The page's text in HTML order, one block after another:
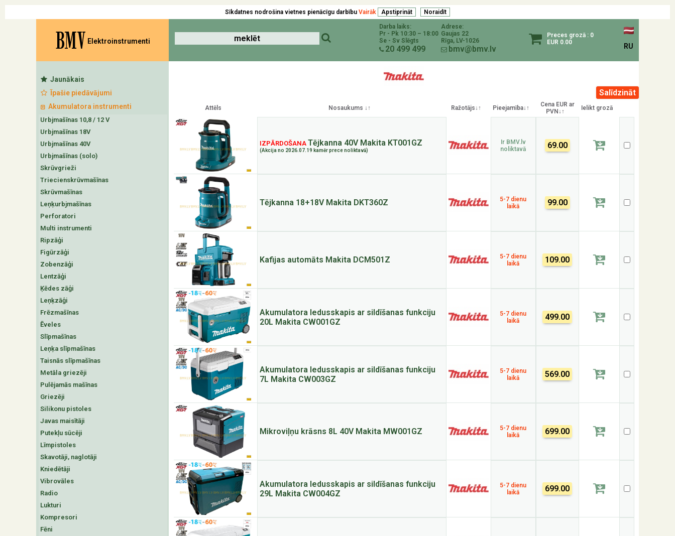
Sīkdatnes nodrošina vietnes pienācīgu darbību Vairāk
BMV Elektroinstrumenti
Darba laiks:
Pr - Pk 10:30 – 18:00
Se - Sv Slēgts
20 499 499
Adrese:
Gaujas 22
Rīga, LV-1026
bmv@bmv.lv
Preces grozā : 0
EUR 0.00
RU
Jaunākais
Īpašie piedāvājumi
Akumulatora instrumenti
Urbjmašīnas 10,8 / 12 V
Urbjmašīnas 18V
Urbjmašīnas 40V
Urbjmašīnas (solo)
Skrūvgrieži
Triecienskrūvmašīnas
Skrūvmašīnas
Leņķurbjmašīnas
Perforatori
Multi instrumenti
Ripzāģi
Figūrzāģi
Zobenzāģi
Lentzāģi
Ķēdes zāģi
Leņķzāģi
Frēzmašīnas
Ēveles
Slīpmašīnas
Leņķa slīpmašīnas
Taisnās slīpmašīnas
Metāla griezēji
Pulējamās mašīnas
Griezēji
Silikonu pistoles
Javas maisītāji
Putekļu sūcēji
Līmpistoles
Skavotāji, naglotāji
Kniedētāji
Vibrovāles
Radio
Lukturi
Kompresori
Fēni
Attēls Nosaukums ↓↑ Ražotājs↓↑ Pieejamība↓↑
Cena EUR ar
PVN↓↑
Ielikt grozā
IZPĀRDOŠANA Tējkanna 40V Makita KT001GZ
(Akcija no 2026.07.19 kamēr prece noliktavā)
Ir BMV.lv
noliktavā
69.00
Tējkanna 18+18V Makita DKT360Z
5-7 dienu
laikā
99.00
Kafijas automāts Makita DCM501Z
5-7 dienu
laikā
109.00
Akumulatora ledusskapis ar sildīšanas funkciju
20L Makita CW001GZ
5-7 dienu
laikā
499.00
Akumulatora ledusskapis ar sildīšanas funkciju
7L Makita CW003GZ
5-7 dienu
laikā
569.00
Mikroviļņu krāsns 8L 40V Makita MW001GZ
5-7 dienu
laikā
699.00
Akumulatora ledusskapis ar sildīšanas funkciju
29L Makita CW004GZ
5-7 dienu
laikā
699.00